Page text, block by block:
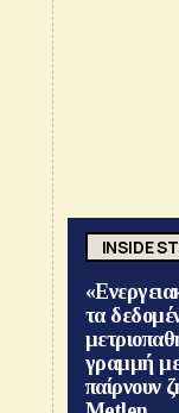
INSIDE
τα
γραμμή
παίρνουν